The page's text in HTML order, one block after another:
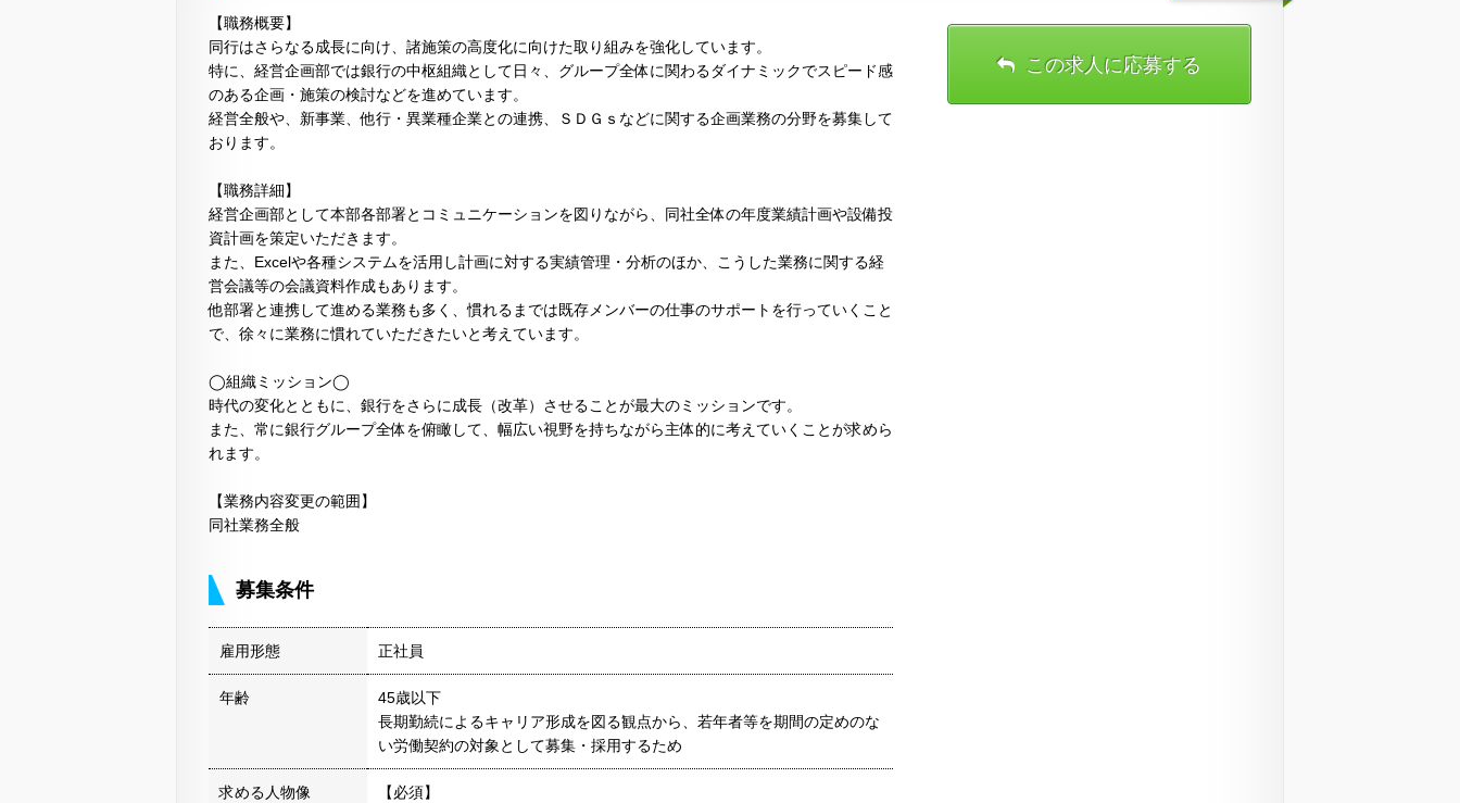
【職務概要】
同行はさらなる成長に向け、諸施策の高度化に向けた取り組みを強化しています。
特に、経営企画部では銀行の中枢組織として日々、グループ全体に関わるダイナミックでスピード感
のある企画・施策の検討などを進めています。
経営全般や、新事業、他行・異業種企業との連携、ＳＤＧｓなどに関する企画業務の分野を募集して
おります。
【職務詳細】
経営企画部として本部各部署とコミュニケーションを図りながら、同社全体の年度業績計画や設備投
資計画を策定いただきます。
また、Excelや各種システムを活用し計画に対する実績管理・分析のほか、こうした業務に関する経
営会議等の会議資料作成もあります。
他部署と連携して進める業務も多く、慣れるまでは既存メンバーの仕事のサポートを行っていくこと
で、徐々に業務に慣れていただきたいと考えています。
◯組織ミッション◯
時代の変化とともに、銀行をさらに成長（改革）させることが最大のミッションです。
また、常に銀行グループ全体を俯瞰して、幅広い視野を持ちながら主体的に考えていくことが求めら
れます。
【業務内容変更の範囲】
同社業務全般
募集条件
雇用形態 正社員
年齢
45歳以下
長期勤続によるキャリア形成を図る観点から、若年者等を期間の定めのな
い労働契約の対象として募集・採用するため
求める人物像
【必須】
この求人に応募する